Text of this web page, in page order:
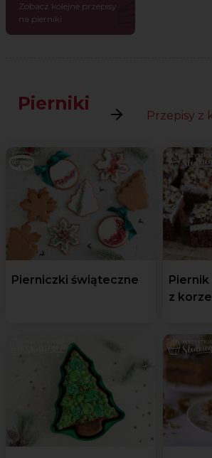
Zobacz kolejne przepisy
na pierniki
Pierniki
Przepisy z
Pierniczki świąteczne
z